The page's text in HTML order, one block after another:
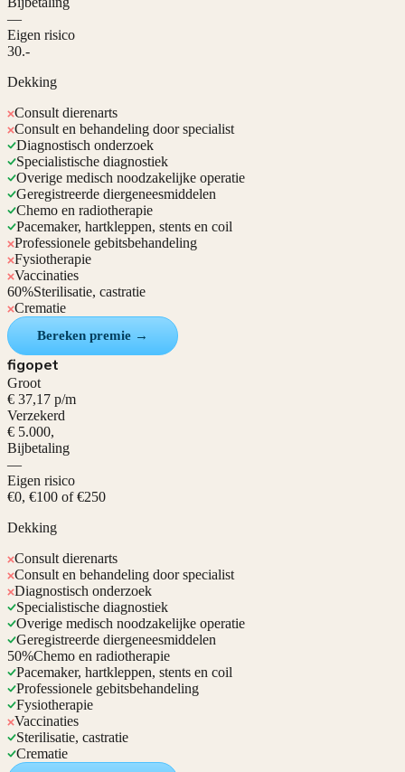
—
Eigen risico
30.-
Dekking
Consult dierenarts
Consult en behandeling door specialist
Diagnostisch onderzoek
Specialistische diagnostiek
Overige medisch noodzakelijke operatie
Geregistreerde diergeneesmiddelen
Chemo en radiotherapie
Pacemaker, hartkleppen, stents en coil
Professionele gebitsbehandeling
Fysiotherapie
Vaccinaties
60%Sterilisatie, castratie
Crematie
Bereken premie →
figopet
Groot
€ 37,17 p/m
Verzekerd
€ 5.000,
Bijbetaling
—
Eigen risico
€0, €100 of €250
Dekking
Consult dierenarts
Consult en behandeling door specialist
Diagnostisch onderzoek
Specialistische diagnostiek
Overige medisch noodzakelijke operatie
Geregistreerde diergeneesmiddelen
50%Chemo en radiotherapie
Pacemaker, hartkleppen, stents en coil
Professionele gebitsbehandeling
Fysiotherapie
Vaccinaties
Sterilisatie, castratie
Crematie